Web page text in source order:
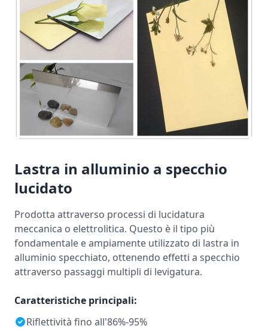
Lastra in alluminio a specchio
lucidato
Prodotta attraverso processi di lucidatura
meccanica o elettrolitica. Questo è il tipo più
fondamentale e ampiamente utilizzato di lastra in
alluminio specchiato, ottenendo effetti a specchio
attraverso passaggi multipli di levigatura.
Caratteristiche principali:
Riflettività fino all'86%-95%